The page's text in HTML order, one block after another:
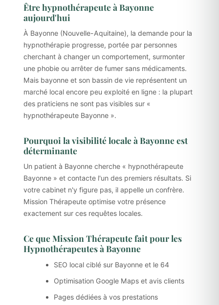
Être hypnothérapeute à Bayonne
aujourd'hui
À Bayonne (Nouvelle-Aquitaine), la demande pour la
hypnothérapie progresse, portée par personnes
cherchant à changer un comportement, surmonter
une phobie ou arrêter de fumer sans médicaments.
Mais bayonne et son bassin de vie représentent un
marché local encore peu exploité en ligne : la plupart
des praticiens ne sont pas visibles sur «
hypnothérapeute Bayonne ».
Pourquoi la visibilité locale à Bayonne est
déterminante
Un patient à Bayonne cherche « hypnothérapeute
Bayonne » et contacte l'un des premiers résultats. Si
votre cabinet n'y figure pas, il appelle un confrère.
Mission Thérapeute optimise votre présence
exactement sur ces requêtes locales.
Ce que Mission Thérapeute fait pour les
Hypnothérapeutes à Bayonne
SEO local ciblé sur Bayonne et le 64
Optimisation Google Maps et avis clients
Pages dédiées à vos prestations